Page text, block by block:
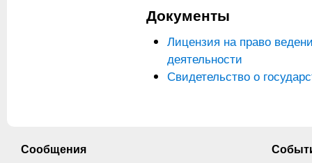
Документы
Лицензия на право
деятельности
Свидетельство о
Сообщения